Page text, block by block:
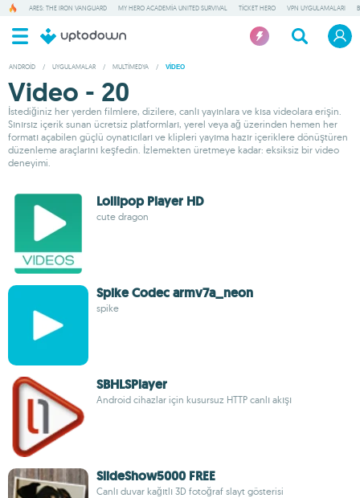
ARES: THE IRON VANGUARD MY HERO ACADEMIA UNITED SURVIVAL TICKET HERO VPN UYGULAMALARI
ANDROID / UYGULAMALAR / MULTIMEDYA / VIDEO
Video - 20
İstediğiniz her yerden filmlere, dizilere, canlı yayınlara ve kısa videolara erişin.
Sınırsız içerik sunan ücretsiz platformları, yerel veya ağ üzerinden hemen her
formatı açabilen güçlü oynatıcıları ve klipleri yayıma hazır içeriklere dönüştüren
düzenleme araçlarını keşfedin. İzlemekten üretmeye kadar: eksiksiz bir video
deneyimi.
Lollipop Player HD
cute dragon
Spike Codec armv7a_neon
spike
SBHLSPlayer
Android cihazlar için kusursuz HTTP canlı akışı
SlideShow5000 FREE
Canlı duvar kağıtlı 3D fotoğraf slayt gösterisi